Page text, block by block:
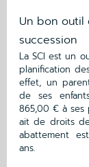
Un bon
succession
La SCI est un
planification
effet, un
de ses
865,00 € à ses
ait de droits
abattement
ans.